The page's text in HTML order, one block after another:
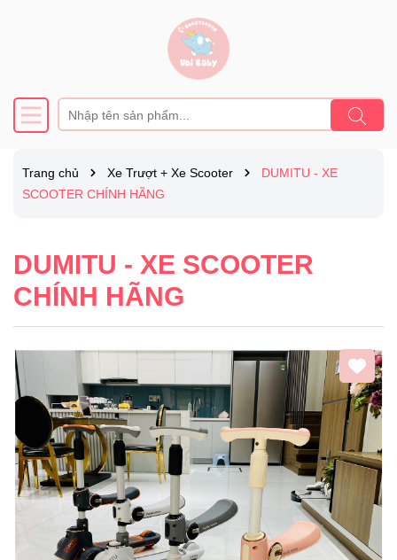
Trang chủ Xe Trượt + Xe Scooter
DUMITU - XE
SCOOTER CHÍNH HÃNG
DUMITU - XE SCOOTER
CHÍNH HÃNG